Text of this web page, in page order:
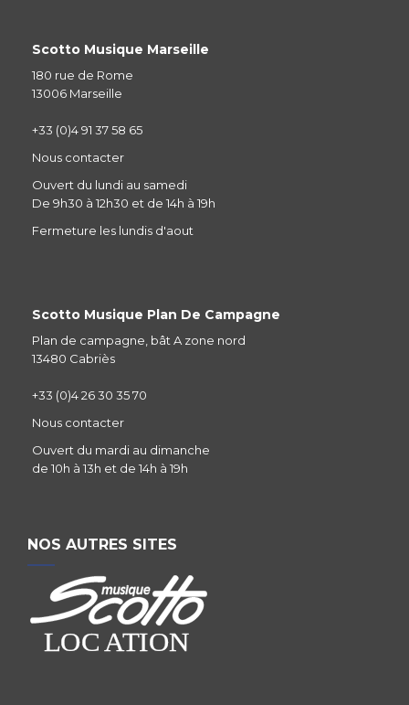
Scotto Musique Marseille
180 rue de Rome
13006 Marseille
+33 (0)4 91 37 58 65
Nous contacter
Ouvert du lundi au samedi
De 9h30 à 12h30 et de 14h à 19h
Fermeture les lundis d'aout
Scotto Musique Plan De Campagne
Plan de campagne, bât A zone nord
13480 Cabriès
+33 (0)4 26 30 35 70
Nous contacter
Ouvert du mardi au dimanche
de 10h à 13h et de 14h à 19h
NOS AUTRES SITES